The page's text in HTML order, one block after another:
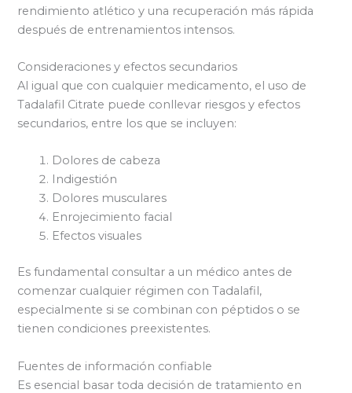
rendimiento atlético y una recuperación más rápida
después de entrenamientos intensos.
Consideraciones y efectos secundarios
Al igual que con cualquier medicamento, el uso de
Tadalafil Citrate puede conllevar riesgos y efectos
secundarios, entre los que se incluyen:
Dolores de cabeza
Indigestión
Dolores musculares
Enrojecimiento facial
Efectos visuales
Es fundamental consultar a un médico antes de
comenzar cualquier régimen con Tadalafil,
especialmente si se combinan con péptidos o se
tienen condiciones preexistentes.
Fuentes de información confiable
Es esencial basar toda decisión de tratamiento en